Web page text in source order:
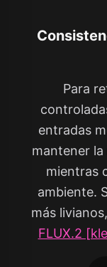
Para
entradas
mantener
mientras
ambiente.
más
FLUX.2